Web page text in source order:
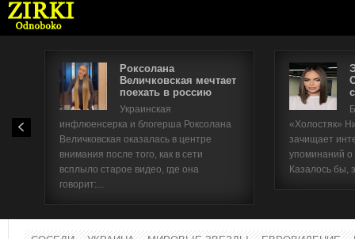
Роксолана
Величковская мечтает
поехать в россию
Украинская
инфлюенсерка и блогерша Роксолана
Величковская оказалась в центре
внимания после того, как в сети
всплыло старое видео, где она
говорит:...
«Холостяк»
зачищает
упоминаний
Казалось бы,
Имя